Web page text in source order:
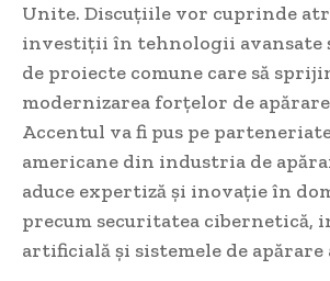
Unite. Discuțiile vor cuprinde
investiții în tehnologii avansate
de proiecte comune care să
modernizarea forțelor de
Accentul va fi pus pe
americane din industria de
aduce expertiză și inovație în
precum securitatea cibernetică,
artificială și sistemele de apărare